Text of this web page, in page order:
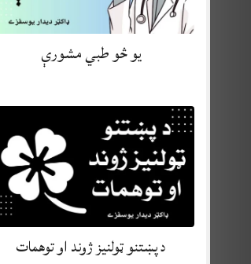
يو څو طبي مشورې
د پښتنو ټولنيز ژوند او توهمات